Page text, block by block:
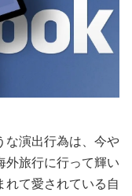
な演出行為は、今や
外旅行に行って輝い
れて愛されている自